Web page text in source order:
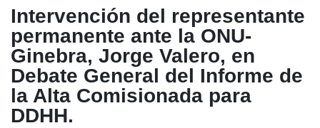
Intervención del representante
permanente ante la ONU-
Ginebra, Jorge Valero, en
Debate General del Informe de
la Alta Comisionada para
DDHH.